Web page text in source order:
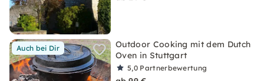
Auch bei Dir
Outdoor Cooking mit dem Dutch
Oven in Stuttgart
5,0 Partnerbewertung